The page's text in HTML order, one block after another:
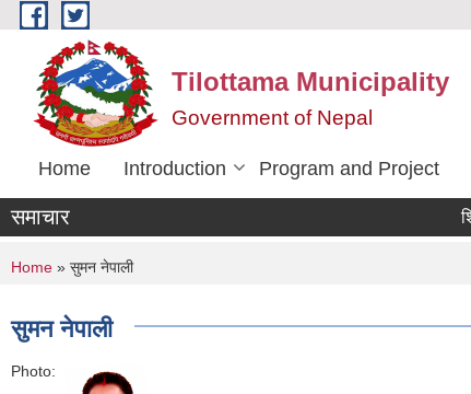
Skip to main content
Tilottama Municipality
Government of Nepal
Home Introduction Program and Project
समाचार
You are here
Home » सुमन नेपाली
सुमन नेपाली
Photo: